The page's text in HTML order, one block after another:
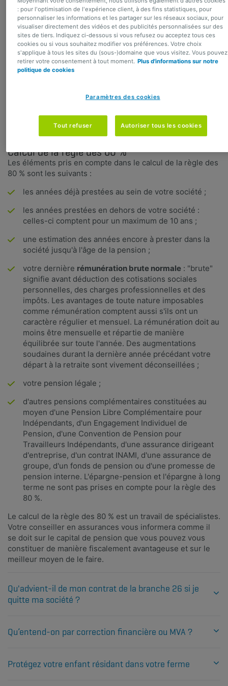
votre société. Cette démarche est encouragée fiscalement
par le gouvernement mais les incitants fiscaux sont
néanmoins plafonnés.²
Le dernier revenu ‘normal’ sert de référence
Votrepension légale et votre pension complémentairene
peuvent à elles deux s'élever à plus de 80 % de votre
dans le cadre de votre EIP de manière fiscalement
cotisations pour votre EIP ne sont alors plus déductibles
fiscalement.
Calcul de la règle des 80 %
Les éléments pris en compte dans le calcul de la règle des
80 % sont les suivants :
les années déjà prestées au sein de votre société ;
les années prestées en dehors de votre société :
celles-ci comptent pour un maximum de 10 ans ;
une estimation des années encore à prester dans la
société jusqu'à l'âge de la pension ;
votre dernière rémunération brute normale : "brute"
signifie avant déduction des cotisations sociales
personnelles, des charges professionnelles et des
impôts. Les avantages de toute nature imposables
comme rémunération comptent aussi s'ils ont un
caractère régulier et mensuel. La rémunération doit au
moins être mensuelle et répartie de manière
équilibrée sur toute l'année. Des augmentations
soudaines durant la dernière année précédant votre
départ à la retraite sont vivement déconseillées ;
votre pension légale ;
d'autres pensions complémentaires constituées au
moyen d'une Pension Libre Complémentaire pour
Indépendants, d'un Engagement Individuel de
Pension, d'une Convention de Pension pour
Travailleurs Indépendants, d'une assurance dirigeant
d'entreprise, d'un contrat INAMI, d'une assurance de
groupe, d'un fonds de pension ou d'une promesse de
pension interne. L'épargne-pension et l'épargne à long
terme ne sont pas prises en compte pour la règle des
80 %.
Le calcul de la règle des 80 % est un travail de spécialistes.
Votre conseiller en assurances vous informera comme il
se doit sur le capital de pension que vous pouvez vous
constituer de manière fiscalement avantageuse et sur le
meilleur moyen de le faire.
Qu'advient-il de mon contrat de la branche 26 si je
quitte ma société ?
Plus d'info
Qu’entend-on par correction financière ou MVA ?
Plus d'info
Protégez votre enfant résidant dans votre ferme
: pour l'optimisation de l'expérience client, à des fins statistiques, pour
personnaliser les informations et les partager sur les réseaux sociaux, pour
visualiser directement des vidéos et des publicités personnalisées sur des
sites de tiers. Indiquez ci-dessous si vous refusez ou acceptez tous ces
cookies ou si vous souhaitez modifier vos préférences. Votre choix
s'applique à tous les sites du (sous-)domaine que vous visitez. Vous pouvez
retirer votre consentement à tout moment. Plus d'informations sur notre
politique de cookies
Paramètres des cookies
Tout refuser Autoriser tous les cookies